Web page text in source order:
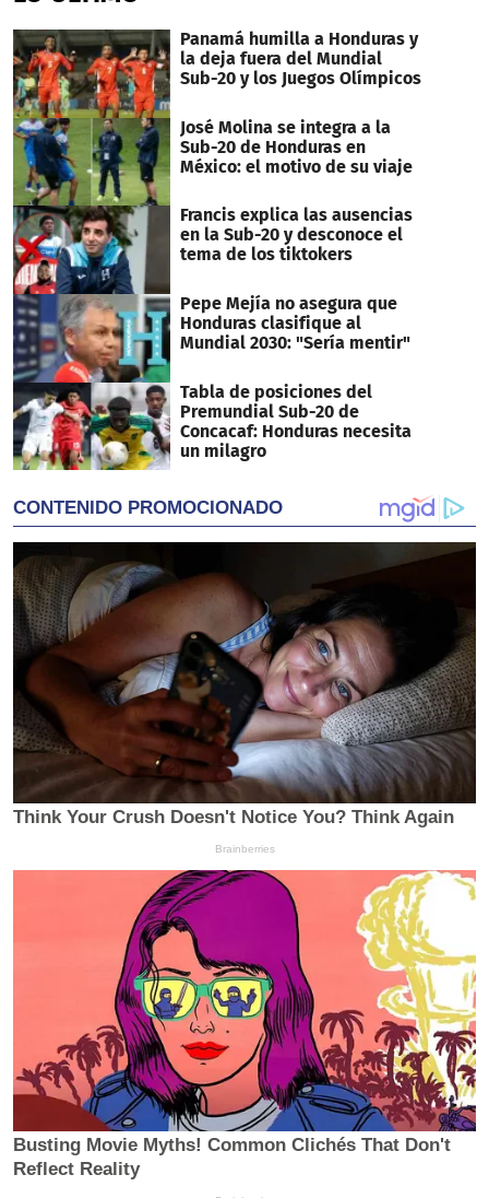
Panamá humilla a Honduras y
la deja fuera del Mundial
Sub-20 y los Juegos Olímpicos
José Molina se integra a la
Sub-20 de Honduras en
México: el motivo de su viaje
Francis explica las ausencias
en la Sub-20 y desconoce el
tema de los tiktokers
Pepe Mejía no asegura que
Honduras clasifique al
Mundial 2030: "Sería mentir"
Tabla de posiciones del
Premundial Sub-20 de
Concacaf: Honduras necesita
un milagro